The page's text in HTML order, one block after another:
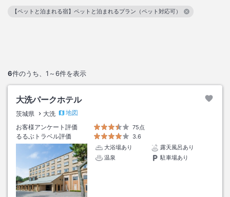
6件のうち、 1～6件を表示
【ペットと泊まれる宿】ペットと泊まれるプラン（ペット対応可）
この絞り込み条件を解除
大洗パークホテル
茨城県 大洗
地図
お客様アンケート評価
75点
るるぶトラベル評価
3.6
大浴場あり
露天風呂あり
温泉
駐車場あり